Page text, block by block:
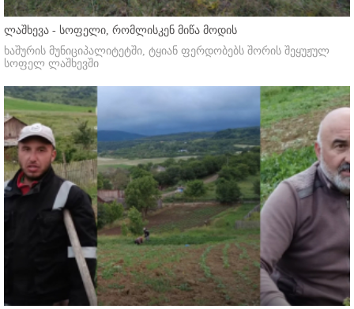
ლაშხევა - სოფელი, რომლისკენ მიწა მოდის
ხაშურის მუნიციპალიტეტში, ტყიან ფერდობებს შორის შეყუჟულ
სოფელ ლაშხევში